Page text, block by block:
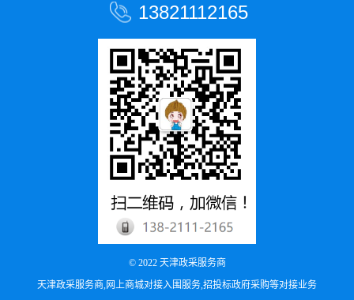
13821112165
© 2022 天津政采服务商
天津政采服务商,网上商城对接入围服务,招投标政府采购等对接业务